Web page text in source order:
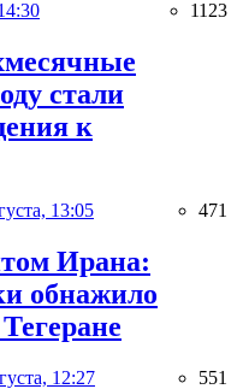
1123
стали
к
13:05 471
Ирана:
обнажило
12:27 551